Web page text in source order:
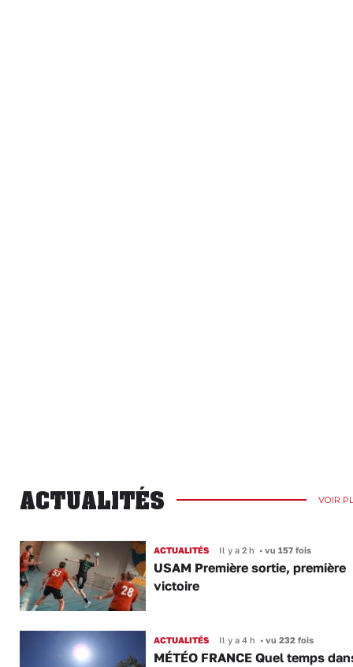
ACTUALITÉS VOIR
ACTUALITÉS Il y a 2 h •vu 157 fois
USAM Première sortie, première
victoire
ACTUALITÉS Il y a 4 h •vu 232 fois
MÉTÉO FRANCE Quel temps